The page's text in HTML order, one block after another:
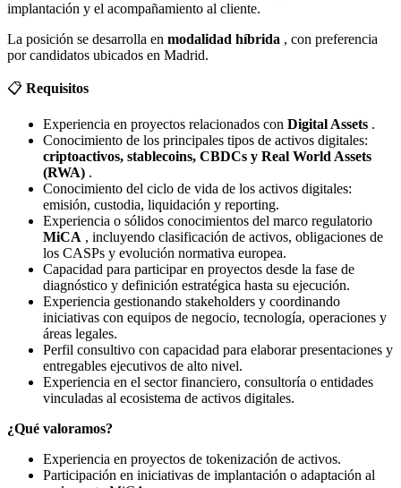
implantación y el acompañamiento al cliente.
La posición se desarrolla en modalidad híbrida , con preferencia
por candidatos ubicados en Madrid.
📋 Requisitos
Experiencia en proyectos relacionados con Digital Assets .
Conocimiento de los principales tipos de activos digitales:
criptoactivos, stablecoins, CBDCs y Real World Assets
(RWA) .
Conocimiento del ciclo de vida de los activos digitales:
emisión, custodia, liquidación y reporting.
Experiencia o sólidos conocimientos del marco regulatorio
MiCA , incluyendo clasificación de activos, obligaciones de
los CASPs y evolución normativa europea.
Capacidad para participar en proyectos desde la fase de
diagnóstico y definición estratégica hasta su ejecución.
Experiencia gestionando stakeholders y coordinando
iniciativas con equipos de negocio, tecnología, operaciones y
áreas legales.
Perfil consultivo con capacidad para elaborar presentaciones y
entregables ejecutivos de alto nivel.
Experiencia en el sector financiero, consultoría o entidades
vinculadas al ecosistema de activos digitales.
¿Qué valoramos?
Experiencia en proyectos de tokenización de activos.
Participación en iniciativas de implantación o adaptación al